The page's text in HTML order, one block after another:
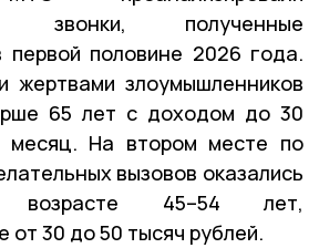
звонки, полученные
первой половине 2026 года.
жертвами злоумышленников
65 лет с доходом до 30
месяц. На втором месте по
вызовов оказались
45–54 лет,
30 до 50 тысяч рублей.